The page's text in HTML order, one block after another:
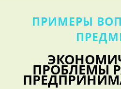
ПРИМЕРЫ
ПРОБЛЕМЫ